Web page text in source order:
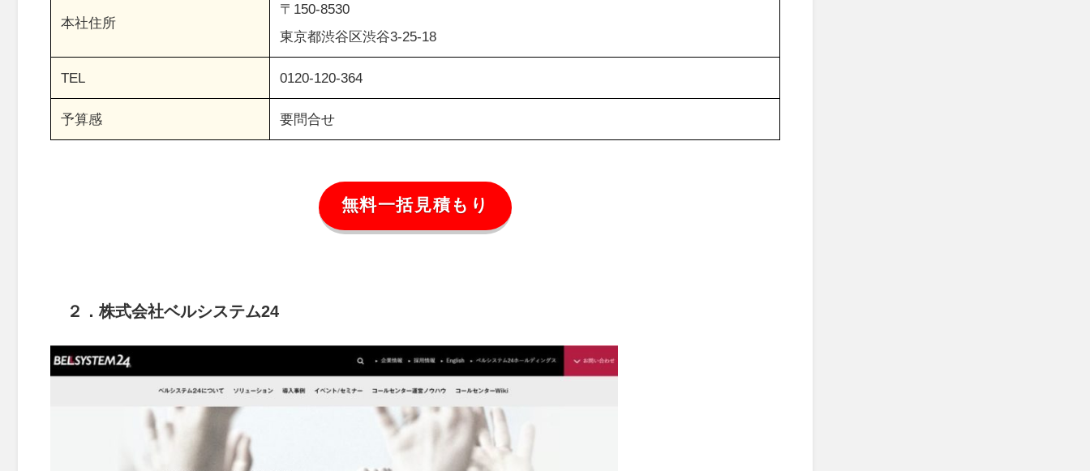
本社住所
〒150-8530
東京都渋谷区渋谷3-25-18
TEL 0120-120-364
予算感 要問合せ
無料一括見積もり
２．株式会社ベルシステム24